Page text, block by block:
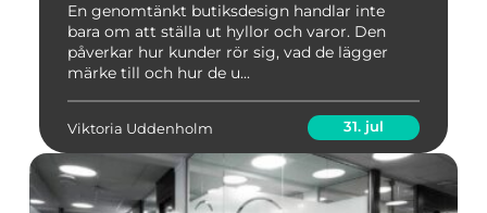
En genomtänkt butiksdesign handlar inte
bara om att ställa ut hyllor och varor. Den
påverkar hur kunder rör sig, vad de lägger
märke till och hur de u...
Viktoria Uddenholm 31. jul